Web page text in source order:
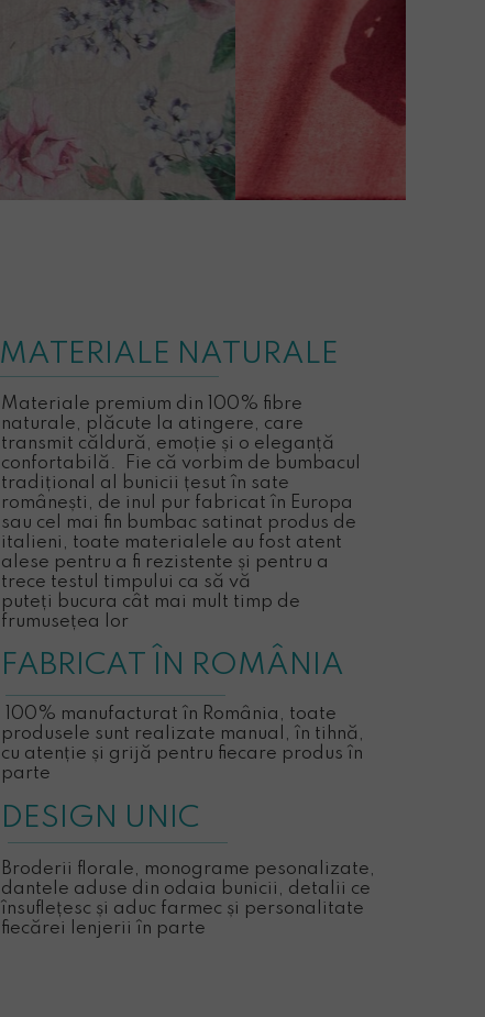
DESIGN UNIC
Broderii florale, monograme pesonalizate,
dantele aduse din odaia bunicii, detalii ce
însuflețesc și aduc farmec și personalitate
fiecărei lenjerii în parte
MATERIALE NATURALE
Materiale premium din 100% fibre
naturale, plăcute la atingere, care
transmit căldură, emoție și o eleganță
confortabilă. Fie că vorbim de bumbacul
tradițional al bunicii țesut în sate
românești, de inul pur fabricat în Europa
sau cel mai fin bumbac satinat produs de
italieni, toate materialele au fost atent
alese pentru a fi rezistente și pentru a
trece testul timpului ca să vă
puteți bucura cât mai mult timp de
frumusețea lor
FABRICAT ÎN ROMÂNIA
100% manufacturat în România, toate
produsele sunt realizate manual, în tihnă,
cu atenție și grijă pentru fiecare produs în
parte